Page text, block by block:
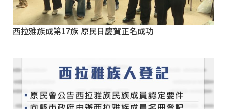
西拉雅族成第17族 原民日慶賀正名成功